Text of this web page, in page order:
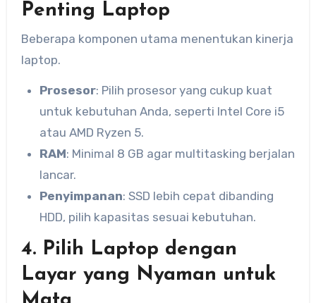
Penting Laptop
Beberapa komponen utama menentukan kinerja
laptop.
Prosesor: Pilih prosesor yang cukup kuat
untuk kebutuhan Anda, seperti Intel Core i5
atau AMD Ryzen 5.
RAM: Minimal 8 GB agar multitasking berjalan
lancar.
Penyimpanan: SSD lebih cepat dibanding
HDD, pilih kapasitas sesuai kebutuhan.
4. Pilih Laptop dengan
Layar yang Nyaman untuk